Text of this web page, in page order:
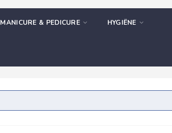
MANICURE & PEDICURE HYGIËNE